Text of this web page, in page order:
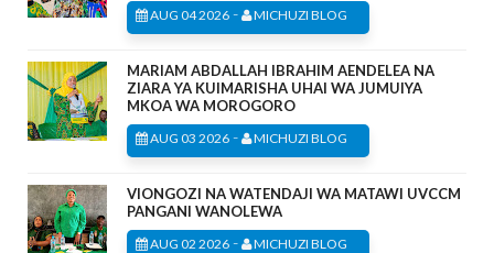
AUG 04 2026 - MICHUZI BLOG
MARIAM ABDALLAH IBRAHIM AENDELEA NA
ZIARA YA KUIMARISHA UHAI WA JUMUIYA
MKOA WA MOROGORO
AUG 03 2026 - MICHUZI BLOG
VIONGOZI NA WATENDAJI WA MATAWI UVCCM
PANGANI WANOLEWA
AUG 02 2026 - MICHUZI BLOG